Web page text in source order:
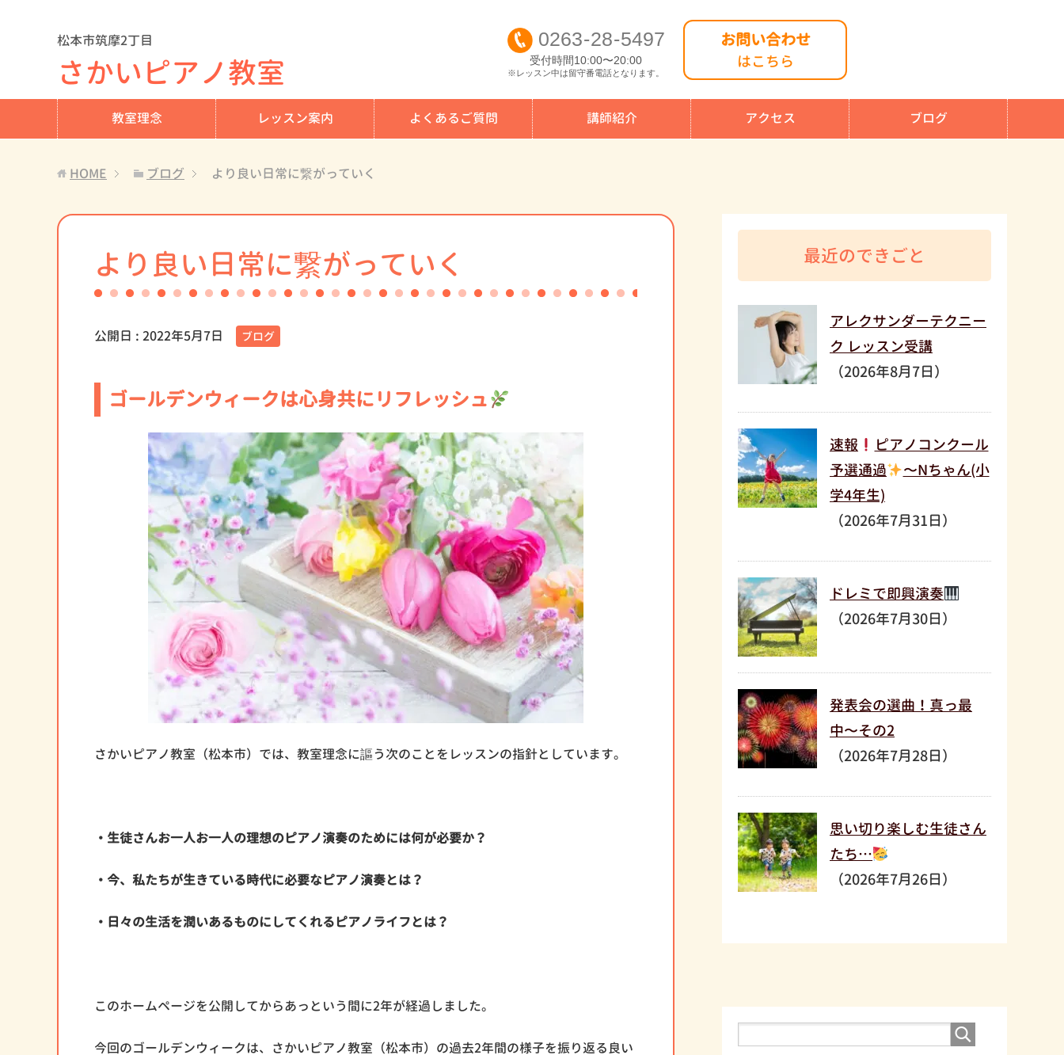
松本市筑摩2丁目
さかいピアノ教室
0263-28-5497
受付時間10:00〜20:00
※レッスン中は留守番電話となります。
お問い合わせ
はこちら
教室理念 レッスン案内 よくあるご質問 講師紹介 アクセス ブログ
HOME ブログ より良い日常に繋がっていく
より良い日常に繋がっていく
公開日 : 2022年5月7日 ブログ
ゴールデンウィークは心身共にリフレッシュ
さかいピアノ教室（松本市）では、教室理念に謳う次のことをレッスンの指針としています。
・生徒さんお一人お一人の理想のピアノ演奏のためには何が必要か？
・今、私たちが生きている時代に必要なピアノ演奏とは？
・日々の生活を潤いあるものにしてくれるピアノライフとは？
このホームページを公開してからあっという間に2年が経過しました。
今回のゴールデンウィークは、さかいピアノ教室（松本市）の過去2年間の様子を振り返る良い
最近のできごと
アレクサンダーテクニー
ク レッスン受講
（2026年8月7日）
速報
ピアノコンクール
予選通過
〜Nちゃん(小
学4年生)
（2026年7月31日）
ドレミで即興演奏
（2026年7月30日）
発表会の選曲！真っ最
中〜その2
（2026年7月28日）
思い切り楽しむ生徒さん
たち…
（2026年7月26日）